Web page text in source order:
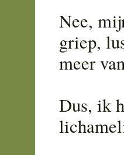
Nee,
griep,
meer
Dus, ik